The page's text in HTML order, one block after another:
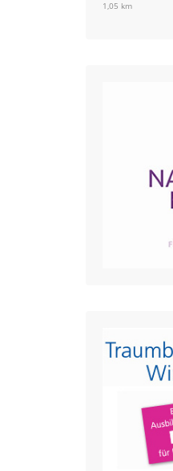
1,05 km